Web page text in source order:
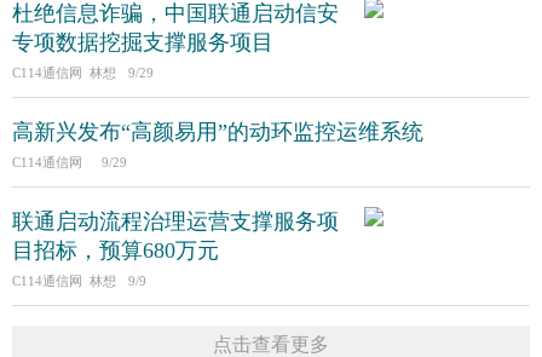
杜绝信息诈骗，中国联通启动信安
专项数据挖掘支撑服务项目
C114通信网 林想 9/29
高新兴发布“高颜易用”的动环监控运维系统
C114通信网 9/29
联通启动流程治理运营支撑服务项
目招标，预算680万元
C114通信网 林想 9/9
点击查看更多